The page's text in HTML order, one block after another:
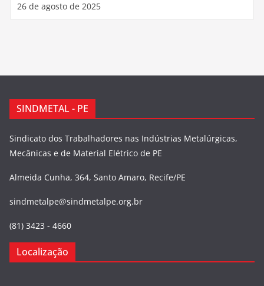
26 de agosto de 2025
SINDMETAL - PE
Sindicato dos Trabalhadores nas Indústrias Metalúrgicas,
Mecânicas e de Material Elétrico de PE
Almeida Cunha, 364, Santo Amaro, Recife/PE
sindmetalpe@sindmetalpe.org.br
(81) 3423 - 4660
Localização